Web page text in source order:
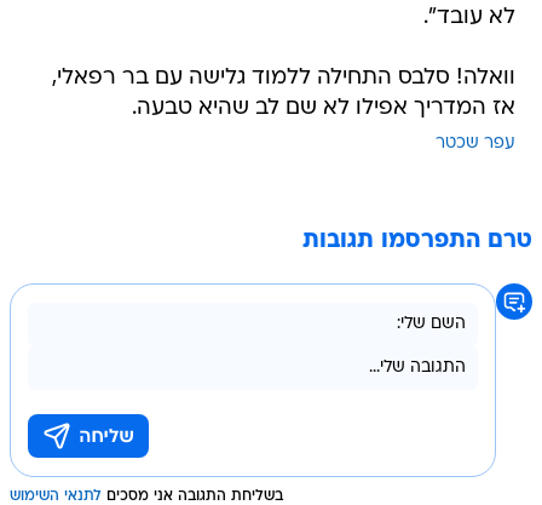
לא עובד".
וואלה! סלבס התחילה ללמוד גלישה עם בר רפאלי,
אז המדריך אפילו לא שם לב שהיא טבעה.
עפר שכטר
טרם התפרסמו תגובות
בשליחת התגובה אני מסכים לתנאי השימוש